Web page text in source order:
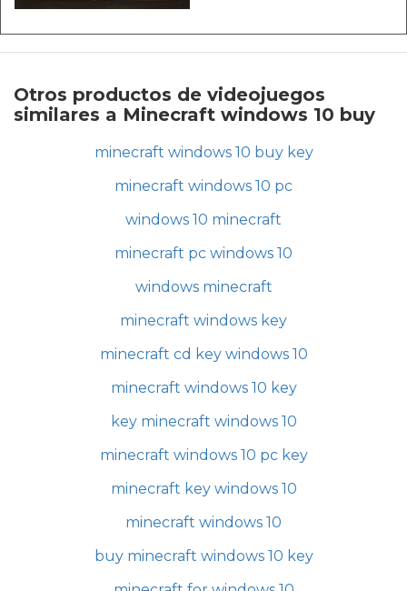
Otros productos de videojuegos
similares a Minecraft windows 10 buy
minecraft windows 10 buy key
minecraft windows 10 pc
windows 10 minecraft
minecraft pc windows 10
windows minecraft
minecraft windows key
minecraft cd key windows 10
minecraft windows 10 key
key minecraft windows 10
minecraft windows 10 pc key
minecraft key windows 10
minecraft windows 10
buy minecraft windows 10 key